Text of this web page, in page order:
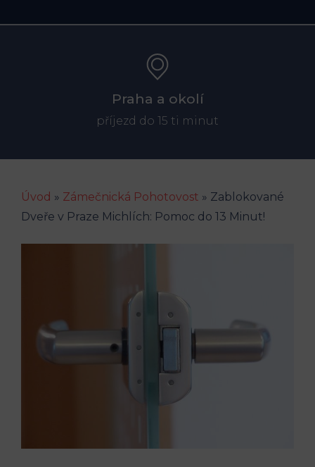
Praha a okolí
příjezd do 15 ti minut
Úvod » Zámečnická Pohotovost » Zablokované
Dveře v Praze Michlích: Pomoc do 13 Minut!